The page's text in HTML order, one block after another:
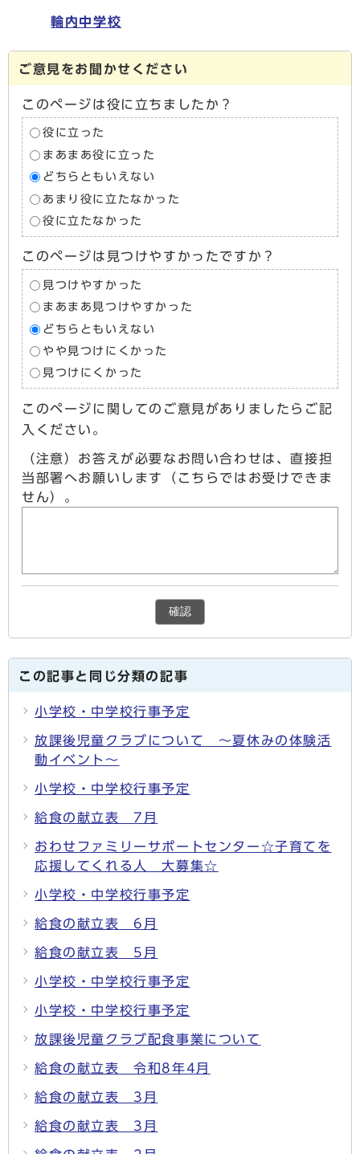
輪内中学校
ご意見をお聞かせください
このページは役に立ちましたか？
役に立った
まあまあ役に立った
どちらともいえない
あまり役に立たなかった
役に立たなかった
このページは見つけやすかったですか？
見つけやすかった
まあまあ見つけやすかった
どちらともいえない
やや見つけにくかった
見つけにくかった
このページに関してのご意見がありましたらご記
入ください。
（注意）お答えが必要なお問い合わせは、直接担
当部署へお願いします（こちらではお受けできま
せん）。
確認
この記事と同じ分類の記事
小学校・中学校行事予定
放課後児童クラブについて ～夏休みの体験活
動イベント～
小学校・中学校行事予定
給食の献立表 7月
おわせファミリーサポートセンター☆子育てを
応援してくれる人 大募集☆
小学校・中学校行事予定
給食の献立表 6月
給食の献立表 5月
小学校・中学校行事予定
小学校・中学校行事予定
放課後児童クラブ配食事業について
給食の献立表 令和8年4月
給食の献立表 3月
給食の献立表 3月